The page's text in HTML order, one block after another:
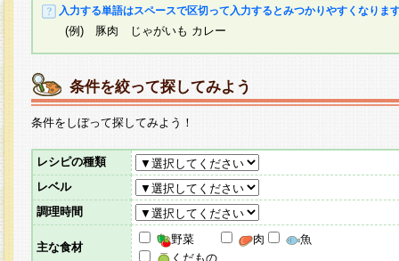
入力する単語はスペースで区切って入力するとみつかりやすくなりま
(例) 豚肉 じゃがいも カレー
条件を絞って探してみよう
条件をしぼって探してみよう！
レシピの種類
レベル
調理時間
主な食材
野菜 肉
魚
くだもの